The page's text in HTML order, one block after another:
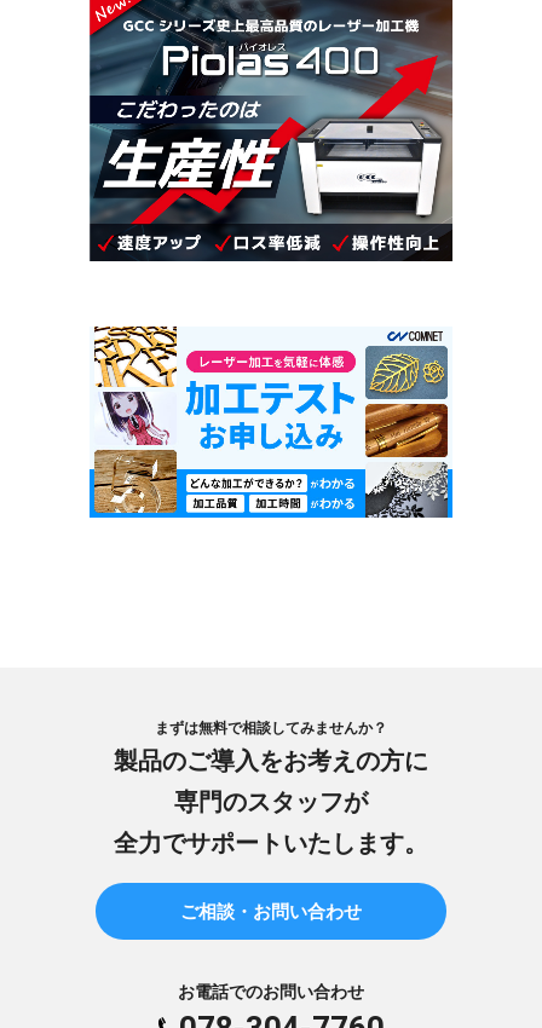
まずは無料で相談してみませんか？
製品のご導入をお考えの方に
専門のスタッフが
全力でサポートいたします。
ご相談・お問い合わせ
お電話でのお問い合わせ